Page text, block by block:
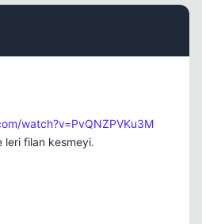
watch?v=PvQNZPVKu3M
leri filan kesmeyi.